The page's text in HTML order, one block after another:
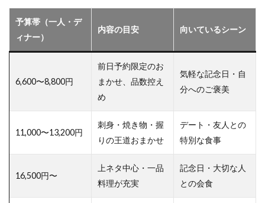
高の
一軒
を選
ぶた
予算帯（一人・デ
ィナー）
内容の目安 向いているシーン
6,600〜8,800円
前日予約限定のお
まかせ、品数控え
め
気軽な記念日・自
分へのご褒美
11,000〜13,200円
刺身・焼き物・握
りの王道おまかせ
デート・友人との
特別な食事
16,500円〜
上ネタ中心・一品
料理が充実
記念日・大切な人
との会食